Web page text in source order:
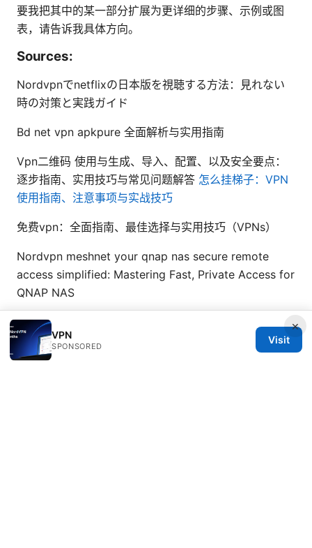
要我把其中的某一部分扩展为更详细的步骤、示例或图
表，请告诉我具体方向。
Sources:
Nordvpnでnetflixの日本版を視聴する方法：見れない
時の対策と実践ガイド
Bd net vpn apkpure 全面解析与实用指南
Vpn二维码 使用与生成、导入、配置、以及安全要点：
逐步指南、实用技巧与常见问题解答 怎么挂梯子：VPN
使用指南、注意事项与实战技巧
免费vpn：全面指南、最佳选择与实用技巧（VPNs）
Nordvpn meshnet your qnap nas secure remote
access simplified: Mastering Fast, Private Access for
QNAP NAS
×
VPN
SPONSORED
Visit